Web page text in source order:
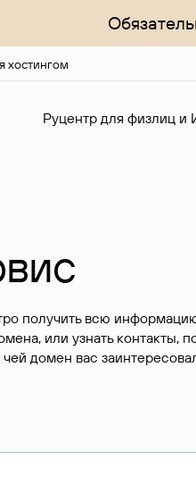
хостингом
Руцентр для физлиц и
получить всю
или узнать контакты,
домен вас